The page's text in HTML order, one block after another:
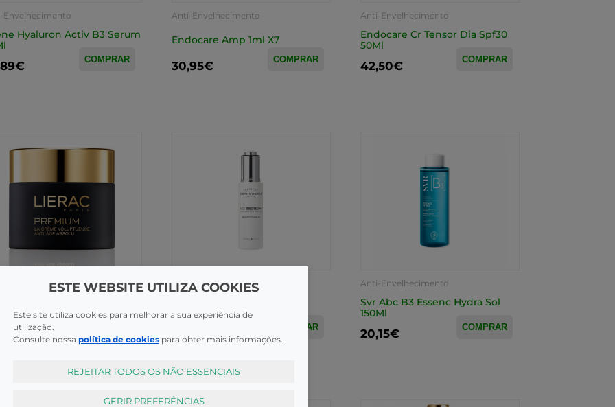
Envelhecimento
Hyaluron Activ B3 Serum
COMPRAR
Anti-Envelhecimento
Endocare Amp 1ml X7
30,95€ COMPRAR
Anti-Envelhecimento
Endocare Cr Tensor Dia Spf30
50Ml
42,50€ COMPRAR
Envelhecimento
Premium Cr Voluptuoso
Anti-Envelhecimento
Advanc Serum 30Ml
86,50€ COMPRAR
Anti-Envelhecimento
Svr Abc B3 Essenc Hydra Sol
150Ml
20,15€ COMPRAR
ESTE WEBSITE UTILIZA COOKIES
Este site utiliza cookies para melhorar a sua experiência de
utilização.
Consulte nossa política de cookies para obter mais informações.
REJEITAR TODOS OS NÃO ESSENCIAIS
GERIR PREFERÊNCIAS